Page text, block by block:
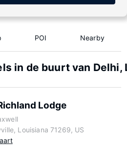
POI Nearby
in de buurt van Delhi,
Lodge
Louisiana 71269, US